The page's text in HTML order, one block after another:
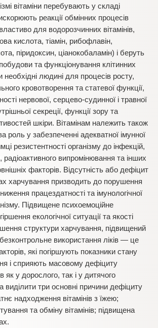
вітаміни перебувають у складі
реакції обмінних процесів
для водорозчинних вітамінів,
кислота, тіамін, рибофлавін,
піридоксин, ціанокобаламін) і беруть
та функціонування клітинних
необхідні людині для процесів росту,
кровотворення та статевої функції,
нервової, серцево-судинної і травної
секреції, функції зору та
шкіри. Вітамінам належить також
роль у забезпеченні адекватної імунної
резистентності організму до інфекцій,
радіоактивного випромінювання та інших
факторів. Відсутність або дефіцит
харчування призводить до порушення
працездатності та імунологічної
Підвищене психоемоційне
екологічної ситуації та якості
структури харчування, підвищений
використання ліків — це
які погіршують показники стану
і сприяють масовому дефіциту
як у дорослого, так і у дитячого
три основні причини дефіциту
надходження вітамінів з їжею;
та обміну вітамінів; підвищена